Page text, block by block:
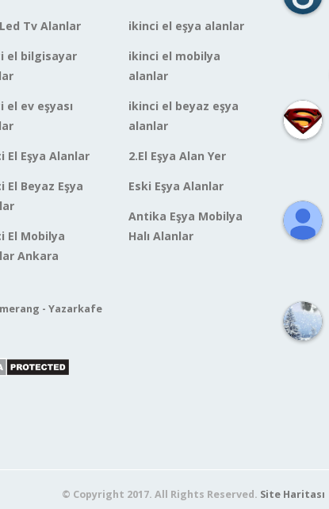
Tv Alanlar
el bilgisayar
el ev eşyası
El Eşya Alanlar
El Beyaz Eşya
El Mobilya
Ankara
ikinci el eşya alanlar
ikinci el mobilya
alanlar
ikinci el beyaz eşya
alanlar
2.El Eşya Alan Yer
Eski Eşya Alanlar
Antika Eşya Mobilya
Halı Alanlar
© Copyright 2017. All Rights Reserved. Site Haritası